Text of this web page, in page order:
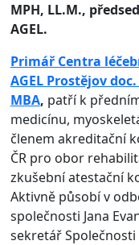
MPH, LL.M.,
AGEL.
Primář Centra
AGEL Prostějov
MBA, patří k
medicínu,
členem akreditační
ČR pro obor
zkušební atestační
Aktivně působí v
společnosti Jana
sekretář